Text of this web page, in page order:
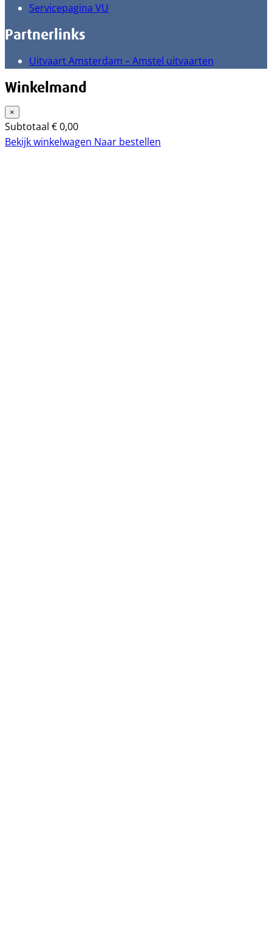
Servicepagina VU
Partnerlinks
Uitvaart Amsterdam – Amstel uitvaarten
Winkelmand
×
Subtotaal €0,00
Bekijk winkelwagen Naar bestellen